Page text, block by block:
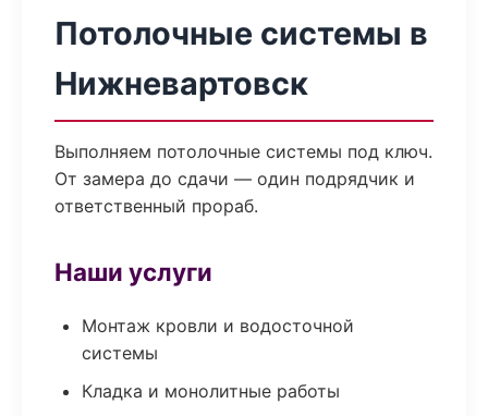
Потолочные системы в
Нижневартовск
Выполняем потолочные системы под ключ.
От замера до сдачи — один подрядчик и
ответственный прораб.
Наши услуги
Монтаж кровли и водосточной
системы
Кладка и монолитные работы